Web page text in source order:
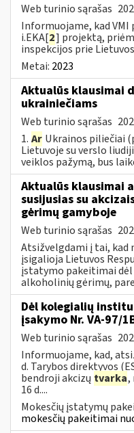
Web turinio sąrašas
Informuojame, kad VMI
i.EKA[2] projektą,
inspekcijos prie
Metai: 2023
Aktualūs klausimai
ukrainiečiams
Web turinio sąrašas
1. Ar Ukrainos piliečiai
Lietuvoje su verslo
veiklos pažymą, bus
Aktualūs klausimai
susijusias su
gėrimų gamyboje
Web turinio sąrašas
Atsižvelgdami į tai, kad
įsigalioja Lietuvos
įstatymo pakeitimai
alkoholinių gėrimų,
Dėl kolegialių
įsakymo Nr. VA-97/
Web turinio sąrašas
Informuojame, kad,
d. Tarybos direktyvos
bendroji akcizų tvarka,
16 d....
Mokesčių įstatymų
mokesčių pakeitimai